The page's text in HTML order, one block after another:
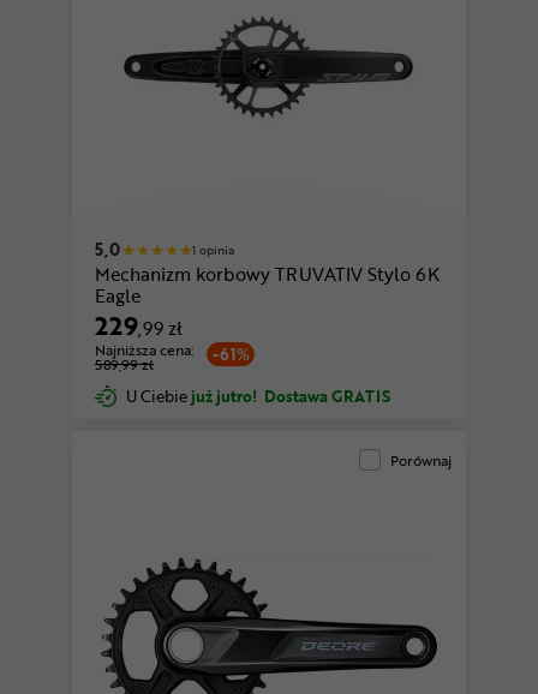
5,0 1 opinia
Mechanizm korbowy TRUVATIV Stylo 6K
Eagle
229,99 zł
-61%
Najniższa cena:
589,99 zł
U Ciebie już jutro! Dostawa GRATIS
Porównaj